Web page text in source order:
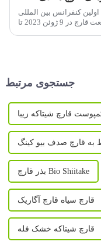
اولین کنفرانس بین المللی
صنعت قارچ در 9 ژوئن 2023 تا
جستجوی مرتبط
قارچ شیتاکه زیبا
به قارچ صدف بیو کینگ
بذر قارچ Bio Shiitake
قارچ سیاه قارچ آگاریک
قارچ شیتاکه خشک فله